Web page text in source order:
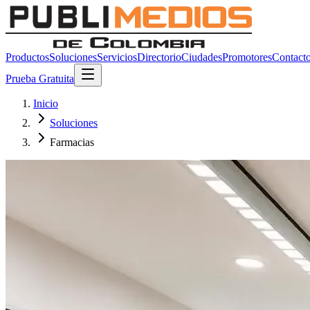
ProductosSolucionesServiciosDirectorioCiudadesPromotores
Prueba Gratuita
Inicio
Soluciones
Farmacias